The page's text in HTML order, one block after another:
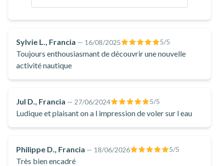
podrás controlar tu velocidad y trayectoria mediante un
mando a distancia inalámbrico, ofreciendo una experiencia
adecuados para todos los niveles, tanto si eres principiante
como si ya tienes experiencia en otros deportes acuáticos.
las técnicas de giro. Le sorprenderá la sensación de volar
sobre el agua y la libertad que le proporciona esta actividad.
Reserve ya su curso de E-foil con Riding Watt y prepárese
imborrables.
Sylvie L., Francia — 16/08/2025 5/5
Toujours enthousiasmant de découvrir une nouvelle
activité nautique
Jul D., Francia — 27/06/2024 5/5
Ludique et plaisant on a l impression de voler sur l eau
Philippe D., Francia — 18/06/2026 5/5
Très bien encadré